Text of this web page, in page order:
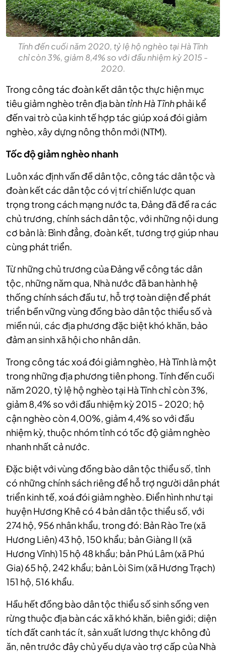
Tính đến cuối năm 2020, tỷ lệ hộ nghèo tại Hà Tĩnh
chỉ còn 3%, giảm 8,4% so với đầu nhiệm kỳ 2015 -
2020.
Trong công tác đoàn kết dân tộc thực hiện mục
tiêu giảm nghèo trên địa bàntỉnh Hà Tĩnhphải kể
đến vai trò của kinh tế hợp tác giúp xoá đói giảm
nghèo, xây dựng nông thôn mới (NTM).
Tốc độ giảm nghèo nhanh
Luôn xác định vấn đề dân tộc, công tác dân tộc và
đoàn kết các dân tộc có vị trí chiến lược quan
trọng trong cách mạng nước ta, Đảng đã đề ra các
chủ trương, chính sách dân tộc, với những nội dung
cơ bản là: Bình đẳng, đoàn kết, tương trợ giúp nhau
cùng phát triển.
Từ những chủ trương của Đảng về công tác dân
tộc, những năm qua, Nhà nước đã ban hành hệ
thống chính sách đầu tư, hỗ trợ toàn diện để phát
triển bền vững vùng đồng bào dân tộc thiểu số và
miền núi, các địa phương đặc biệt khó khăn, bảo
đảm an sinh xã hội cho nhân dân.
Trong công tác xoá đói giảm nghèo, Hà Tĩnh là một
trong những địa phương tiên phong. Tính đến cuối
năm 2020, tỷ lệ hộ nghèo tại Hà Tĩnh chỉ còn 3%,
giảm 8,4% so với đầu nhiệm kỳ 2015 - 2020; hộ
cận nghèo còn 4,00%, giảm 4,4% so với đầu
nhiệm kỳ, thuộc nhóm tỉnh có tốc độ giảm nghèo
nhanh nhất cả nước.
Đặc biệt với vùng đồng bào dân tộc thiểu số, tỉnh
có những chính sách riêng để hỗ trợ người dân phát
triển kinh tế, xoá đói giảm nghèo. Điển hình như tại
huyện Hương Khê có 4 bản dân tộc thiểu số, với
274 hộ, 956 nhân khẩu, trong đó: Bản Rào Tre (xã
Hương Liên) 43 hộ, 150 khẩu; bản Giàng II (xã
Hương Vĩnh) 15 hộ 48 khẩu; bản Phú Lâm (xã Phú
Gia) 65 hộ, 242 khẩu; bản Lòi Sim (xã Hương Trạch)
151 hộ, 516 khẩu.
Hầu hết đồng bào dân tộc thiểu số sinh sống ven
rừng thuộc địa bàn các xã khó khăn, biên giới; diện
tích đất canh tác ít, sản xuất lương thực không đủ
ăn, nên trước đây chủ yếu dựa vào trợ cấp của Nhà